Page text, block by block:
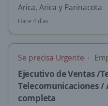
Arica, Arica y Parinacota
Hace 4 días
Se precisa Urgente
Ejecutivo de Ventas /
Telecomunicaciones /
completa